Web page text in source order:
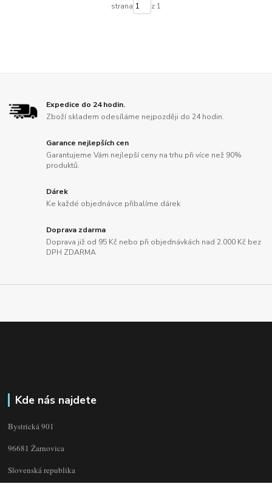
strana z 1
Expedice do 24 hodin.
Zboží skladem odesíláme nejpozději do 24 hodin.
Garance nejlepších cen
Garantujeme Vám nejlepší ceny na trhu při více než 90%
produktů.
Dárek
Ke každé objednávce přibalíme dárek
Doprava zdarma
Doprava již od 95 Kč nebo při objednávkách nad 2.000 Kč bez
DPH ZDARMA
Kde nás najdete
Bystrická 901
96681 Žarnovica
Slovenská republika